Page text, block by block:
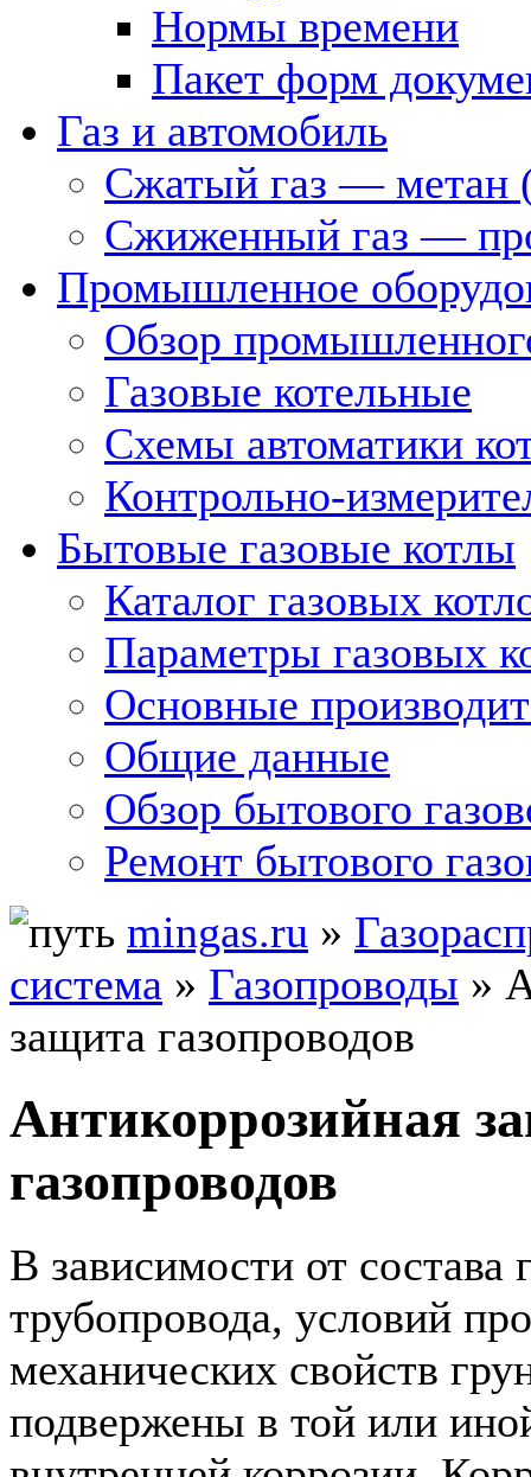
Нормы времени
Пакет форм
Газ и автомобиль
Сжатый газ — метан
Сжиженный газ —
Промышленное
Обзор
Газовые котельные
Схемы автоматики
Контрольно-
Бытовые газовые котлы
Каталог газовых
Параметры газовых
Основные
Общие данные
Обзор бытового
Ремонт бытового
mingas.ru »
система » Газопроводы »
защита газопроводов
Антикоррозийная
газопроводов
В зависимости от состава
трубопровода, условий
механических свойств
подвержены в той или